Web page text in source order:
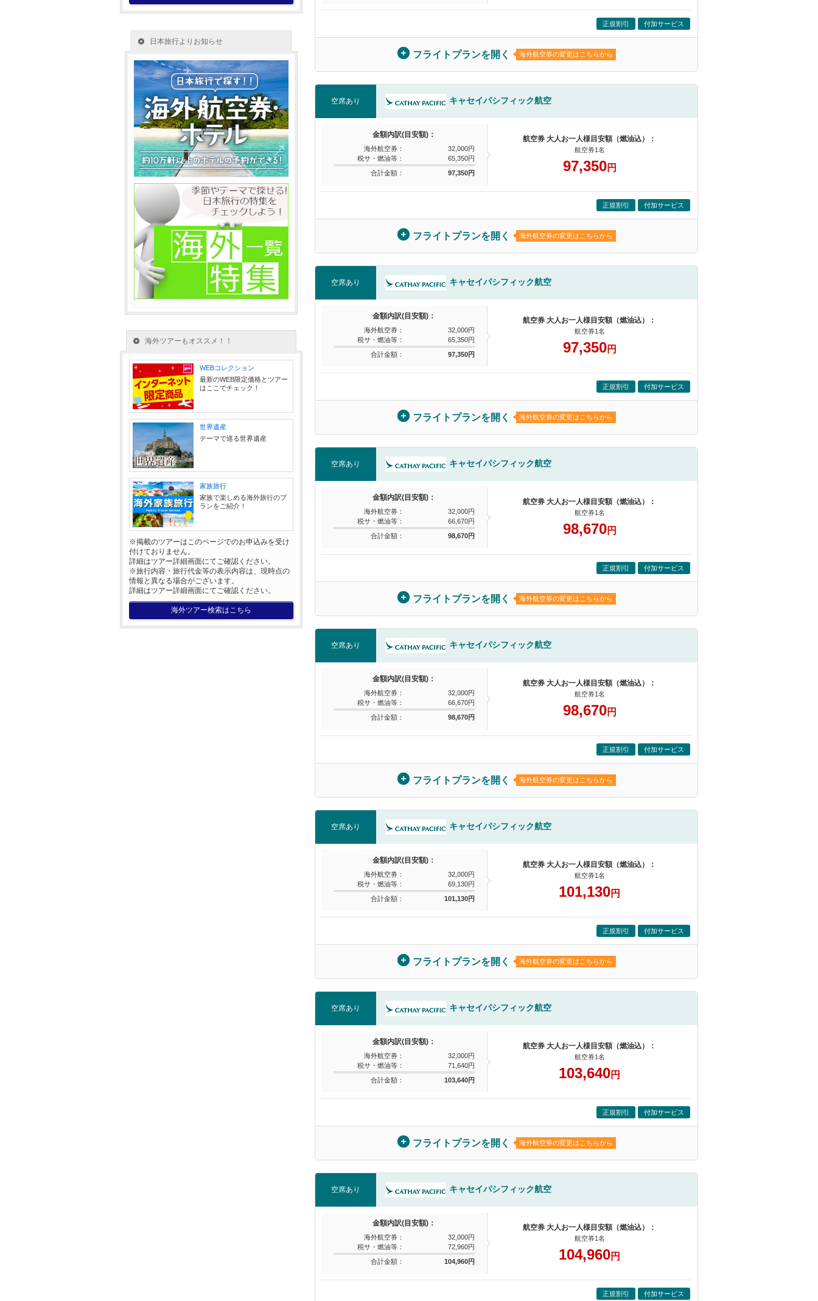
正規割引 付加サービス
フライトプランを開く 海外航空券の変更はこちらから
空席あり キャセイパシフィック航空
金額内訳(目安額)：
海外航空券：
32,000円
税サ・燃油等：
65,350円
合計金額：
97,350円
航空券 大人お一人様目安額（燃油込）：
航空券1名
97,350円
正規割引 付加サービス
フライトプランを開く 海外航空券の変更はこちらから
空席あり キャセイパシフィック航空
金額内訳(目安額)：
海外航空券：
32,000円
税サ・燃油等：
65,350円
合計金額：
97,350円
航空券 大人お一人様目安額（燃油込）：
航空券1名
97,350円
正規割引 付加サービス
フライトプランを開く 海外航空券の変更はこちらから
空席あり キャセイパシフィック航空
金額内訳(目安額)：
海外航空券：
32,000円
税サ・燃油等：
66,670円
合計金額：
98,670円
航空券 大人お一人様目安額（燃油込）：
航空券1名
98,670円
正規割引 付加サービス
フライトプランを開く 海外航空券の変更はこちらから
空席あり キャセイパシフィック航空
金額内訳(目安額)：
海外航空券：
32,000円
税サ・燃油等：
66,670円
合計金額：
98,670円
航空券 大人お一人様目安額（燃油込）：
航空券1名
98,670円
正規割引 付加サービス
フライトプランを開く 海外航空券の変更はこちらから
空席あり キャセイパシフィック航空
金額内訳(目安額)：
海外航空券：
32,000円
税サ・燃油等：
69,130円
合計金額：
101,130円
航空券 大人お一人様目安額（燃油込）：
航空券1名
101,130円
正規割引 付加サービス
フライトプランを開く 海外航空券の変更はこちらから
空席あり キャセイパシフィック航空
金額内訳(目安額)：
海外航空券：
32,000円
税サ・燃油等：
71,640円
合計金額：
103,640円
航空券 大人お一人様目安額（燃油込）：
航空券1名
103,640円
正規割引 付加サービス
フライトプランを開く 海外航空券の変更はこちらから
空席あり キャセイパシフィック航空
金額内訳(目安額)：
海外航空券：
32,000円
税サ・燃油等：
72,960円
合計金額：
104,960円
航空券 大人お一人様目安額（燃油込）：
航空券1名
104,960円
正規割引 付加サービス
海外ツアーもオススメ！！
WEBコレクション
最新のWEB限定価格とツアー
はここでチェック！
世界遺産
テーマで巡る世界遺産
家族旅行
家族で楽しめる海外旅行のプ
ランをご紹介！
※掲載のツアーはこのページでのお申込みを受け
付けておりません。
詳細はツアー詳細画面にてご確認ください。
※旅行内容・旅行代金等の表示内容は、現時点の
情報と異なる場合がございます。
詳細はツアー詳細画面にてご確認ください。
海外ツアー検索はこちら